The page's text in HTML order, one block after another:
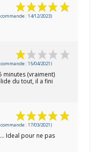
: 14/12/2023)
: 15/04/2021)
minutes (vraiment)
du tout, il a fini
: 17/03/2021)
Ideal pour ne pas